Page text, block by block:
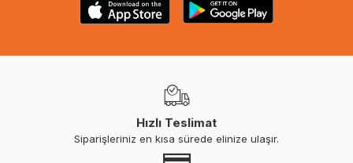
Hızlı Teslimat
Siparişleriniz en kısa sürede elinize ulaşır.